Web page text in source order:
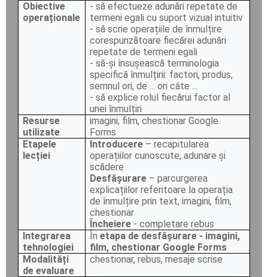
Obiective
operaționale
- să efectueze adunări repetate de
termeni egali cu suport vizual intuitiv
- să scrie operațiile de înmulțire
corespunzătoare fiecărei adunări
repetate de termeni egali
- să-și însușească terminologia
specifică înmulțirii: factori, produs,
semnul ori, de ... ori câte ...
- să explice rolul fiecărui factor al
unei înmulțiri
Resurse
utilizate
imagini, film, chestionar Google
Forms
Etapele
lecției
Introducere – recapitularea
operațiilor cunoscute, adunare și
scădere
Desfășurare – parcurgerea
explicațiilor referitoare la operația
de înmulțire prin text, imagini, film,
chestionar
Încheiere - completare rebus
Integrarea
tehnologiei
În etapa de desfășurare - imagini,
film, chestionar Google Forms
Modalități
de evaluare
chestionar, rebus, mesaje scrise